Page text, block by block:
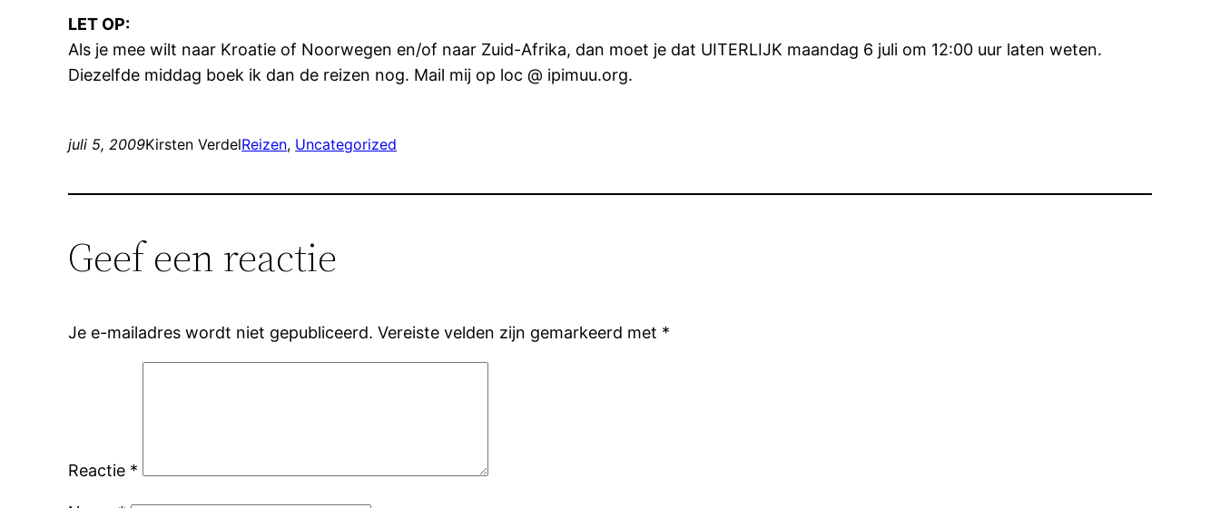
LET OP:
Als je mee wilt naar Kroatie of Noorwegen en/of naar Zuid-Afrika, dan moet je dat UITERLIJK maandag 6 juli om 12:00 uur laten weten.
Diezelfde middag boek ik dan de reizen nog. Mail mij op loc @ ipimuu.org.
juli 5, 2009Kirsten VerdelReizen, Uncategorized
Geef een reactie
Je e-mailadres wordt niet gepubliceerd. Vereiste velden zijn gemarkeerd met *
Reactie *